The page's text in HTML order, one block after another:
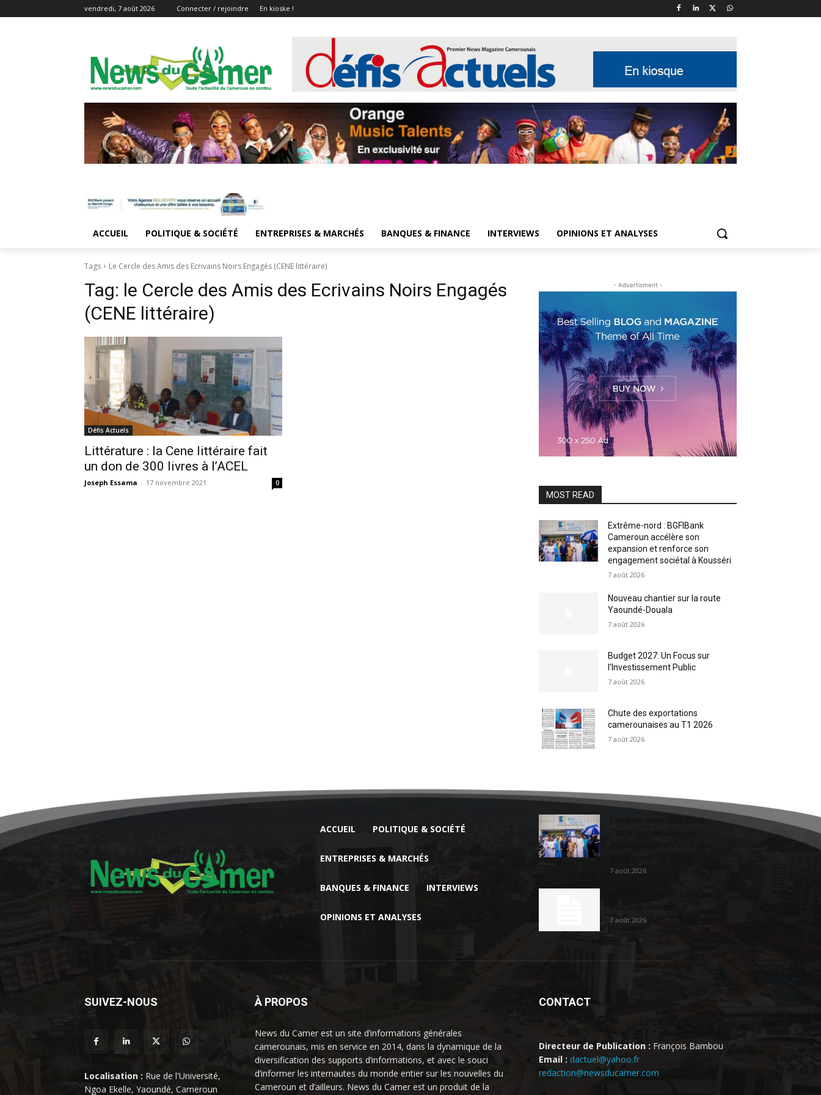
vendredi, 7 août 2026 Connecter / rejoindre En kioske !
ACCUEIL POLITIQUE & SOCIÉTÉ ENTREPRISES & MARCHÉS BANQUES & FINANCE INTERVIEWS OPINIONS ET ANALYSES
Tags Le Cercle des Amis des Ecrivains Noirs Engagés (CENE littéraire)
Tag: le Cercle des Amis des Ecrivains Noirs Engagés
(CENE littéraire)
Défis Actuels
Littérature : la Cene littéraire fait
un don de 300 livres à l’ACEL
Joseph Essama - 17 novembre 2021 0
- Advertisment -
MOST READ
Extrême-nord : BGFIBank
Cameroun accélère son
expansion et renforce son
engagement sociétal à Kousséri
7 août 2026
Nouveau chantier sur la route
Yaoundé-Douala
7 août 2026
Budget 2027: Un Focus sur
l’Investissement Public
7 août 2026
Chute des exportations
camerounaises au T1 2026
7 août 2026
ACCUEIL POLITIQUE & SOCIÉTÉ
ENTREPRISES & MARCHÉS
BANQUES & FINANCE INTERVIEWS
OPINIONS ET ANALYSES
Extrême-nord : BGFIBank
7 août 2026
7 août 2026
SUIVEZ-NOUS
Localisation : Rue de l'Université,
Ngoa Ekelle, Yaoundé, Cameroun
À PROPOS
News du Camer est un site d’informations générales
camerounais, mis en service en 2014, dans la dynamique de la
diversification des supports d’informations, et avec le souci
d’informer les internautes du monde entier sur les nouvelles du
Cameroun et d’ailleurs. News du Camer est un produit de la
CONTACT
Directeur de Publication : François Bambou
Email : dactuel@yahoo.fr
redaction@newsducamer.com